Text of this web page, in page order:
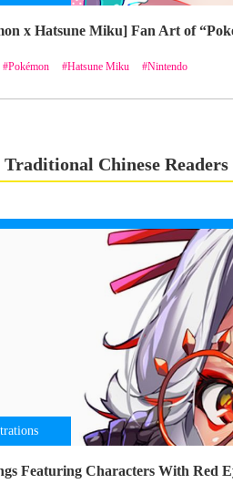
x Hatsune Miku] Fan Art of
Pokémon Hatsune Miku Nintendo
Traditional Chinese Readers
Featuring Characters With Red